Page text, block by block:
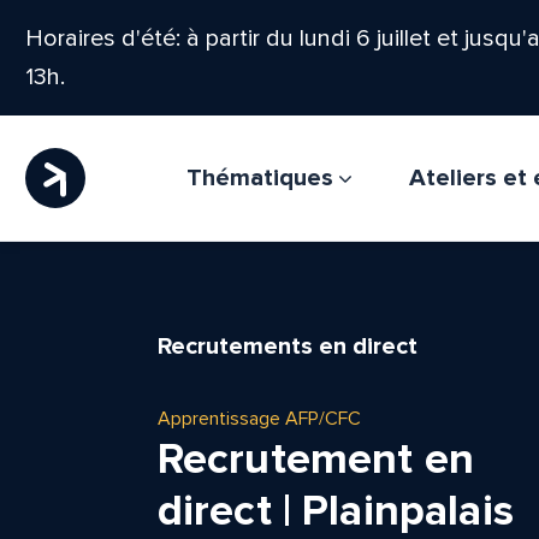
Horaires d'été: à partir du lundi 6 juillet et
13h.
Thématiques Ateliers et
Recrutements en direct
Apprentissage AFP/CFC
Recrutement en
direct | Plainpalais